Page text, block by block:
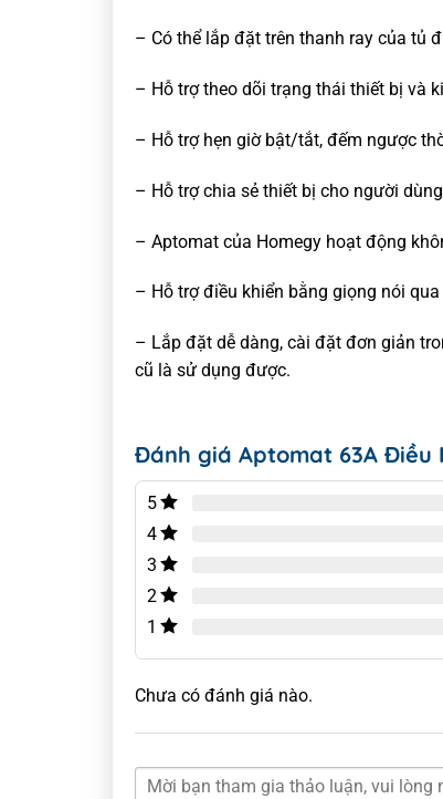
– Có thể lắp đặt trên thanh ray của tủ
– Hỗ trợ theo dõi trạng thái thiết bị và
– Hỗ trợ hẹn giờ bật/tắt, đếm ngược
– Hỗ trợ chia sẻ thiết bị cho người
– Aptomat của Homegy hoạt động
– Hỗ trợ điều khiển bằng giọng nói
– Lắp đặt dễ dàng, cài đặt đơn giản
cũ là sử dụng được.
Đánh giá Aptomat 63A Điều
5
4
3
2
1
Chưa có đánh giá nào.